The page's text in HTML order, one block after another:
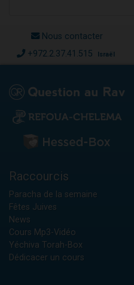
Nous contacter
+972.2.37.41.515 Israël
Raccourcis
Paracha de la semaine
Fêtes Juives
News
Cours Mp3-Vidéo
Yéchiva Torah-Box
Dédicacer un cours